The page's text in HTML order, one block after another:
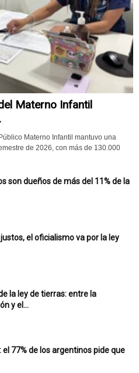
Materno Infantil
Materno Infantil mantuvo una
de 2026, con más de 130.000
son dueños de más del 11% de la
el oficialismo va por la ley
la ley de tierras: entre la
y el...
el 77% de los argentinos pide que